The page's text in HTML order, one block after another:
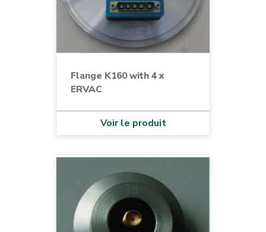
Flange K160 with 4 x
ERVAC
Voir le produit